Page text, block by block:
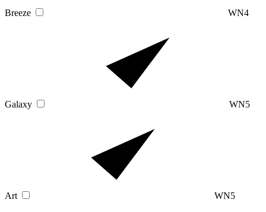
Breeze WN4
Galaxy WN5
Art WN5